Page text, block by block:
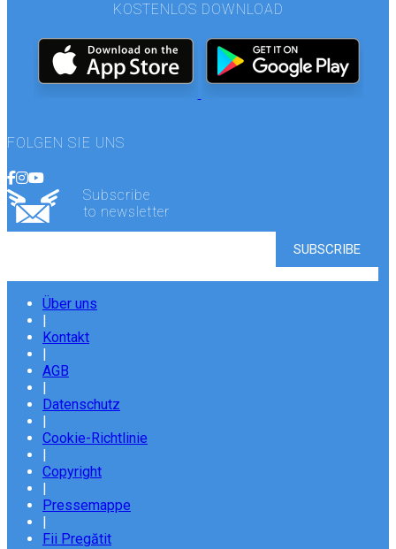
KOSTENLOS DOWNLOAD
FOLGEN SIE UNS
Subscribe
to newsletter
Über uns
|
Kontakt
|
AGB
|
Datenschutz
|
Cookie-Richtlinie
|
Copyright
|
Pressemappe
|
Fii Pregătit